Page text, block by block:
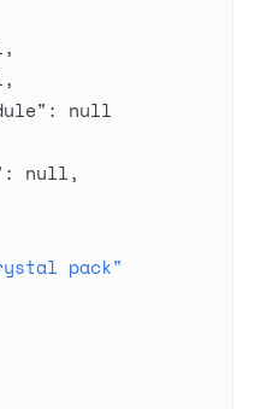
,
,
: null
: null,
pack"